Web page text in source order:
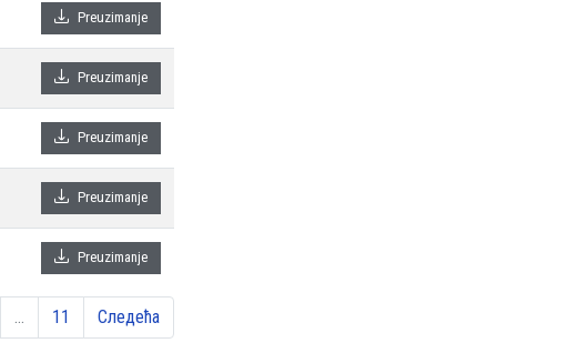
Preuzimanje
Preuzimanje
Preuzimanje
Preuzimanje
Preuzimanje
11 Следећа